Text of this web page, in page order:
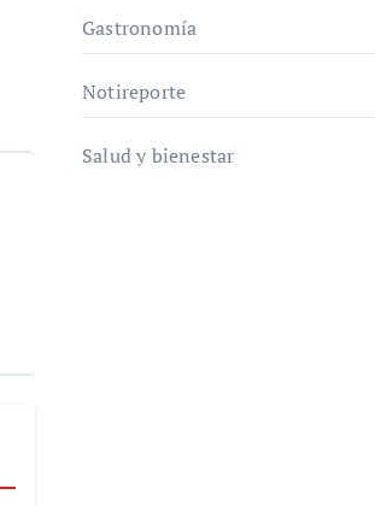
Gastronomía
Notireporte
Salud y bienestar